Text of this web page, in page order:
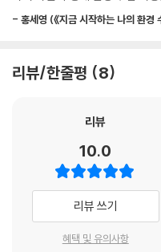
요
〈71〉 온라인 방탈출 게임으로
〈72〉 젠가 위의 북극곰을 도와줘!
〈73〉 중심 잡기 보드게임을
〈75〉 환경 지킴이 비행기를
〈76〉 잡았다! 놓쳤다! 놀이를
〈77〉 재활용 종이컵을 활용해
니다. 아이들이 이름표를 걸어준
---「식물 잎과 나무를 관찰하고
과학 시간, 화석에 대해 배우고
이 현재 발굴된다는 것이 신기
하지만 공룡이 사라진 원인에
깊이 있게 생각해 봐야 합니다.
숙하게 다가가면서도 환경과
환경 그림책 독후 활동부터 메
국어, 수학, 과학, 사회, 실과, 미
생태 환경 교육서
이 책에 담긴 교실 속 생태 환경
반영하고 있으며 생태 전환 교
동으로 구성되어 있다. 그리고
그램 활용 그리고 단계별 프로젝
라』, 『남극 코끼리』, 『고래는
짓말 같은 이야기』, 『같은 시간
제안하는 글을 쓰거나 글쓴이
- 홍세영 (《지금 시작하는 나의 환경
리뷰/한줄평 8
리뷰
10.0
리뷰 쓰기
혜택 및 유의사항